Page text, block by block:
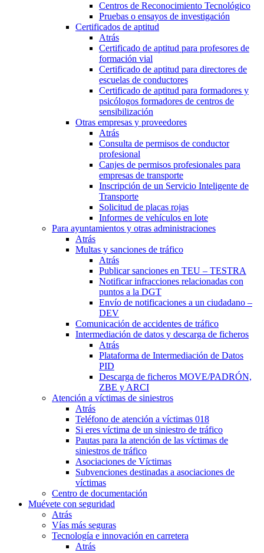
Centros de Reconocimiento Tecnológico
Pruebas o ensayos de investigación
Certificados de aptitud
Atrás
Certificado de aptitud para profesores de
formación vial
Certificado de aptitud para directores de
escuelas de conductores
Certificado de aptitud para formadores y
psicólogos formadores de centros de
sensibilización
Otras empresas y proveedores
Atrás
Consulta de permisos de conductor
profesional
Canjes de permisos profesionales para
empresas de transporte
Inscripción de un Servicio Inteligente de
Transporte
Solicitud de placas rojas
Informes de vehículos en lote
Para ayuntamientos y otras administraciones
Atrás
Multas y sanciones de tráfico
Atrás
Publicar sanciones en TEU – TESTRA
Notificar infracciones relacionadas con
puntos a la DGT
Envío de notificaciones a un ciudadano –
DEV
Comunicación de accidentes de tráfico
Intermediación de datos y descarga de ficheros
Atrás
Plataforma de Intermediación de Datos
PID
Descarga de ficheros MOVE/PADRÓN,
ZBE y ARCI
Atención a víctimas de siniestros
Atrás
Teléfono de atención a víctimas 018
Si eres víctima de un siniestro de tráfico
Pautas para la atención de las víctimas de
siniestros de tráfico
Asociaciones de Víctimas
Subvenciones destinadas a asociaciones de
víctimas
Centro de documentación
Muévete con seguridad
Atrás
Vías más seguras
Tecnología e innovación en carretera
Atrás